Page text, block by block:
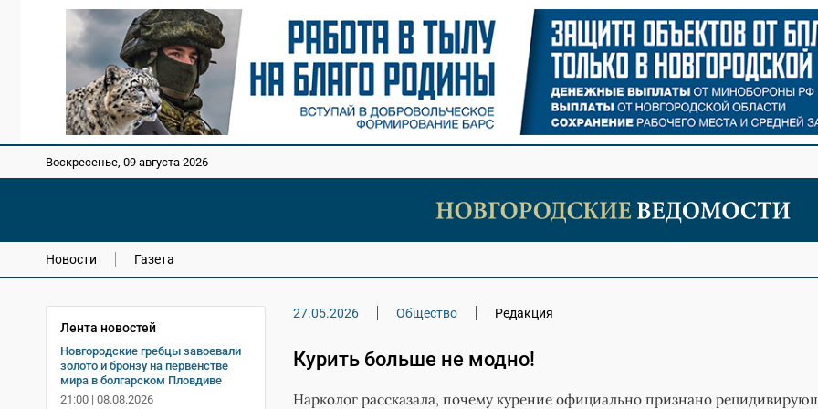
Воскресенье, 09 августа 2026
Новости Газета
Лента новостей
Новгородские гребцы завоевали
золото и бронзу на первенстве
мира в болгарском Пловдиве
21:00 | 08.08.2026
27.05.2026 Общество Редакция
Курить больше не модно!
Нарколог рассказала, почему курение официально признано